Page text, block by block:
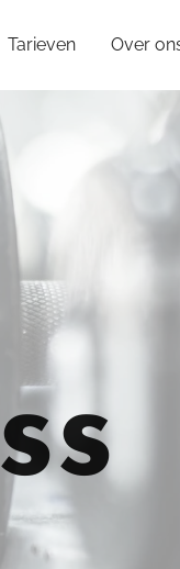
Tarieven Over